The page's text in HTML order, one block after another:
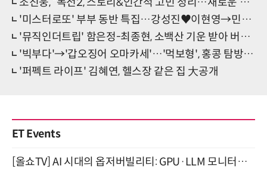
'미스터로또' 부부 동반 특집…강성진♥이현영→민영기♥이현경
'뮤직인더트립' 함은정-최종현, 소백산 기운 받아 버스킹 도전
'빅부다'→'갑오징어 오마카세'…'먹보형', 홍콩 탐방 大성공
'퍼펙트 라이프' 김혜연, 헬스장 같은 집 大공개
ET Events
[올쇼TV] AI 시대의 옵저버빌리티: GPU·LLM 모니터링부터 AI 기반 장애 대응까지 (8/11 생방송)